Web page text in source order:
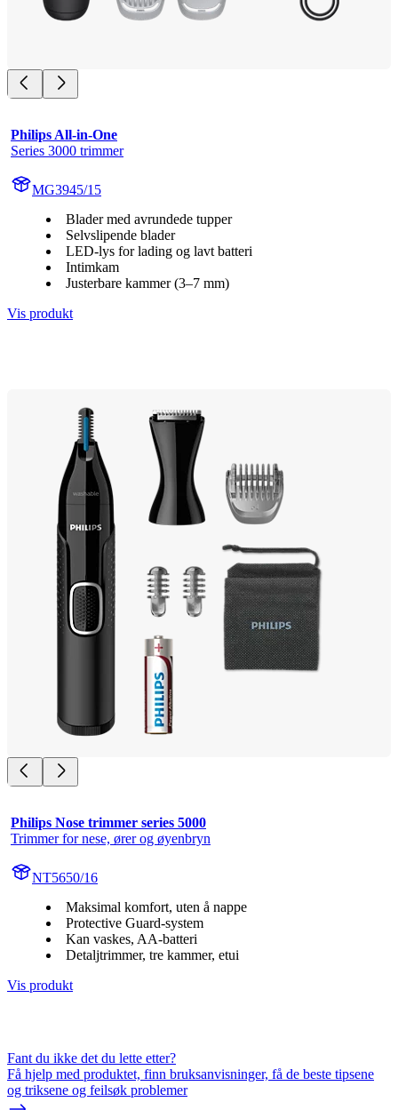
Philips All-in-One
Series 3000 trimmer
MG3945/15
Blader med avrundede tupper
Selvslipende blader
LED-lys for lading og lavt batteri
Intimkam
Justerbare kammer (3–7 mm)
Vis produkt
Philips Nose trimmer series 5000
Trimmer for nese, ører og øyenbryn
NT5650/16
Maksimal komfort, uten å nappe
Protective Guard-system
Kan vaskes, AA-batteri
Detaljtrimmer, tre kammer, etui
Vis produkt
Fant du ikke det du lette etter?
Få hjelp med produktet, finn bruksanvisninger, få de beste tipsene
og triksene og feilsøk problemer